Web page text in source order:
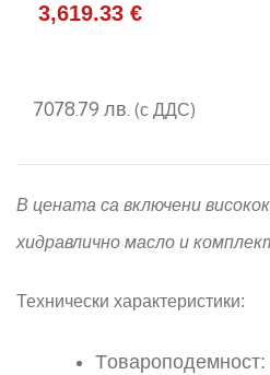
3,619.33 €
7078.79 лв. (с ДДС)
В цената са включени
хидравлично масло и
Технически характеристики:
Tовароподемност: